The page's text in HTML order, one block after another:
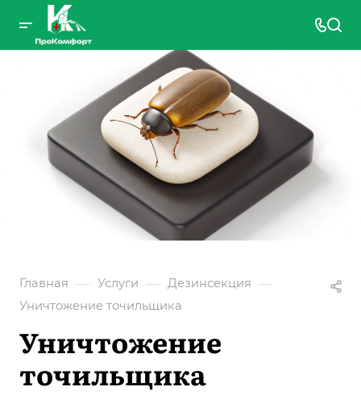
Главная — Услуги — Дезинсекция —
Уничтожение точильщика
Уничтожение
точильщика